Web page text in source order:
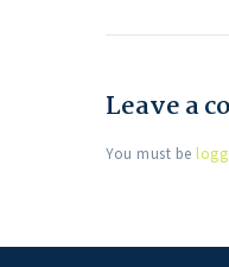
Leave a
You must be